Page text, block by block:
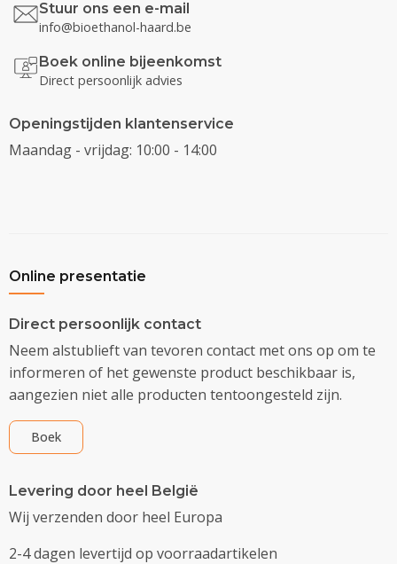
Stuur ons een e-mail
info@bioethanol-haard.be
Boek online bijeenkomst
Direct persoonlijk advies
Openingstijden klantenservice
Maandag - vrijdag: 10:00 - 14:00
Online presentatie
Direct persoonlijk contact
Neem alstublieft van tevoren contact met ons op om te
informeren of het gewenste product beschikbaar is,
aangezien niet alle producten tentoongesteld zijn.
Boek
Levering door heel België
Wij verzenden door heel Europa
2-4 dagen levertijd op voorraadartikelen